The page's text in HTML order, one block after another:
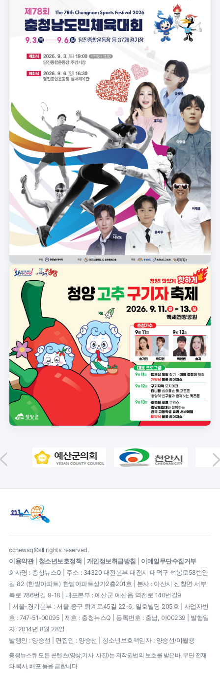
ccnewsq©all rights reserved.
이용약관| 청소년보호정책 개인정보취급방침
이메일무단수집거부
회사명 : 충청뉴스Q | 주소 : 34320 대전본부 대전시 대덕구 석봉로58번안
길 82 (한밭아파트) 한밭아파트상가2층201호 | 본사 : 아산시 신창면 서부
북로 786번길 9-18 | 내포본부 : 예산군 예산읍 역전로 140번길9
| 서울-경기본부 : 서울 중구 퇴계로45길 22-6, 일호빌딩 205호 | 사업자번
호 : 747-51-00095 | 제호 : 충청뉴스Q | 등록번호 : 충남, 아00239 | 발행일
자: 2014년 8월 28일
발행인 : 양승선 | 편집인 : 양승선 | 청소년보호책임자 : 양승선/이월용
충청뉴스큐 모든 콘텐츠(영상,기사, 사진)는 저작권법의 보호를 받은바, 무단 전재
와 복사, 배포 등을 금합니다